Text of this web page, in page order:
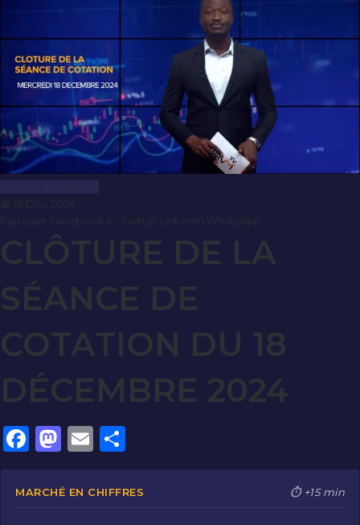
Clôture de Marché
📅 18 Déc 2024
CLÔTURE DE LA
SÉANCE DE
COTATION DU 18
DÉCEMBRE 2024
F
a
c
M
a
st
E
m
ai
ar
ta
MARCHÉ EN CHIFFRES ⏱ +15 min